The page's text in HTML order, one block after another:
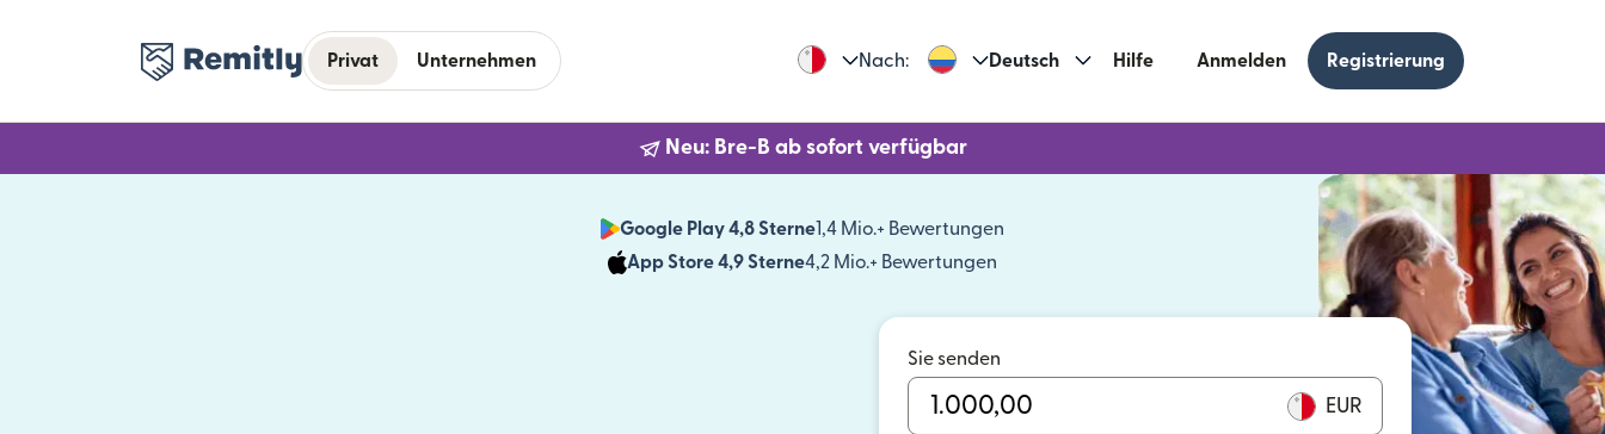
Privat Unternehmen Nach: Deutsch Hilfe Anmelden Registrierung
Neu: Bre-B ab sofort verfügbar
Google Play 4,8 Sterne1,4 Mio.+ Bewertungen
(wird in einem neuen Fenster geöffnet)
App Store 4,9 Sterne4,2 Mio.+ Bewertungen
(wird in einem neuen Fenster geöffnet)
Sie senden
EUR